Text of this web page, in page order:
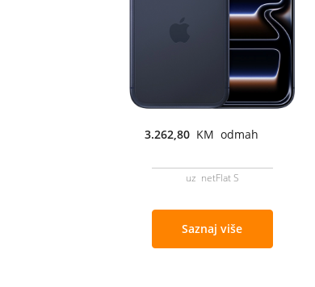
3.262,80 KM odmah
uz netFlat S
Saznaj više